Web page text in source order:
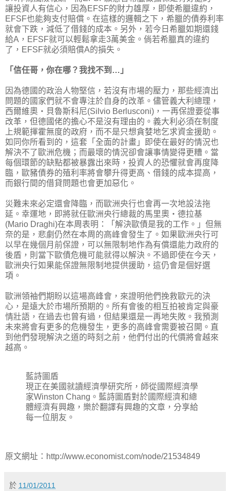
讓投資人有信心，因為EFSF的財力雄厚，即使希臘違約，
EFSF也能夠支付賠償。在這樣的邏輯之下，希臘的債券利率
就會下跌，減低了借錢的成本。另外，若今日希臘如期還錢
給A，EFSF就可以輕鬆拿走3萬美金。倘若希臘真的違約
了，EFSF就必須賠償A的損失。
「信任哥，你在哪？我找不到…」
因為德國的政治人物堅信，若沒有市場的壓力，那些經濟出
問題的國家們就不會專注於自身的改革。儘管義大利總理，
西爾維奧‧貝魯斯科尼(Silvio Berlusconi)，一再保證要從事
改革，但德國佬的擔心不是沒有理由的。義大利必須在制度
上規範揮霍無度的政府，而不是只想貪婪地乞求資金援助。
如同你所看到的，這套「全面的計畫」即使在最好的情況也
解決不了歐洲危機；而最壞的情況卻會讓事情變得更糟。當
每個環節的缺點都被暴露出來時，投資人的恐懼就會再度降
臨，歐豬債券的殖利率將會攀升得更高、借錢的成本提高，
而銀行間的借貸問題也會更加惡化。
災難未來必定還會降臨，而歐洲央行也會再一次地設法拖
延。幸運地，即將就任歐洲央行總裁的馬里奧‧德拉基
(Mario Draghi)在本周表明：「解決歐債是我的工作。」但無
奈的是，悲劇仍然在本周的高峰會發生了。如果歐洲央行可
以早在幾個月前保證，可以無限制地作為有償還能力政府的
後盾，則當下歐債危機可能就得以解決。不過即使在今天，
歐洲央行如果能保證無限制地提供援助，這仍會是個好選
項。
歐洲領袖們期盼以這場高峰會，來證明他們挽救歐元的決
心，是遠大於市場所預期的。所有會後的相互拍被肯定與豪
情壯語，在過去也曾有過，但結果還是一再地失敗。我預測
未來將會有更多的危機發生，更多的高峰會需要被召開。直
到他們發現解決之道的時刻之前，他們付出的代價將會越來
越高。
藍詩圖盾
現正在美國就讀經濟學研究所，師從國際經濟學
家Winston Chang。藍詩圖盾對於國際經濟和總
體經濟有興趣，樂於翻譯有興趣的文章，分享給
每一位朋友。
原文網址：http://www.economist.com/node/21534849
於 11/01/2011